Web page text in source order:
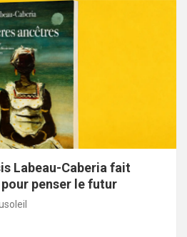
Labeau-Caberia fait
penser le futur